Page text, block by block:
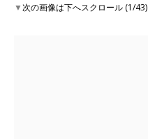
▼次の画像は下へスクロール (1/43)